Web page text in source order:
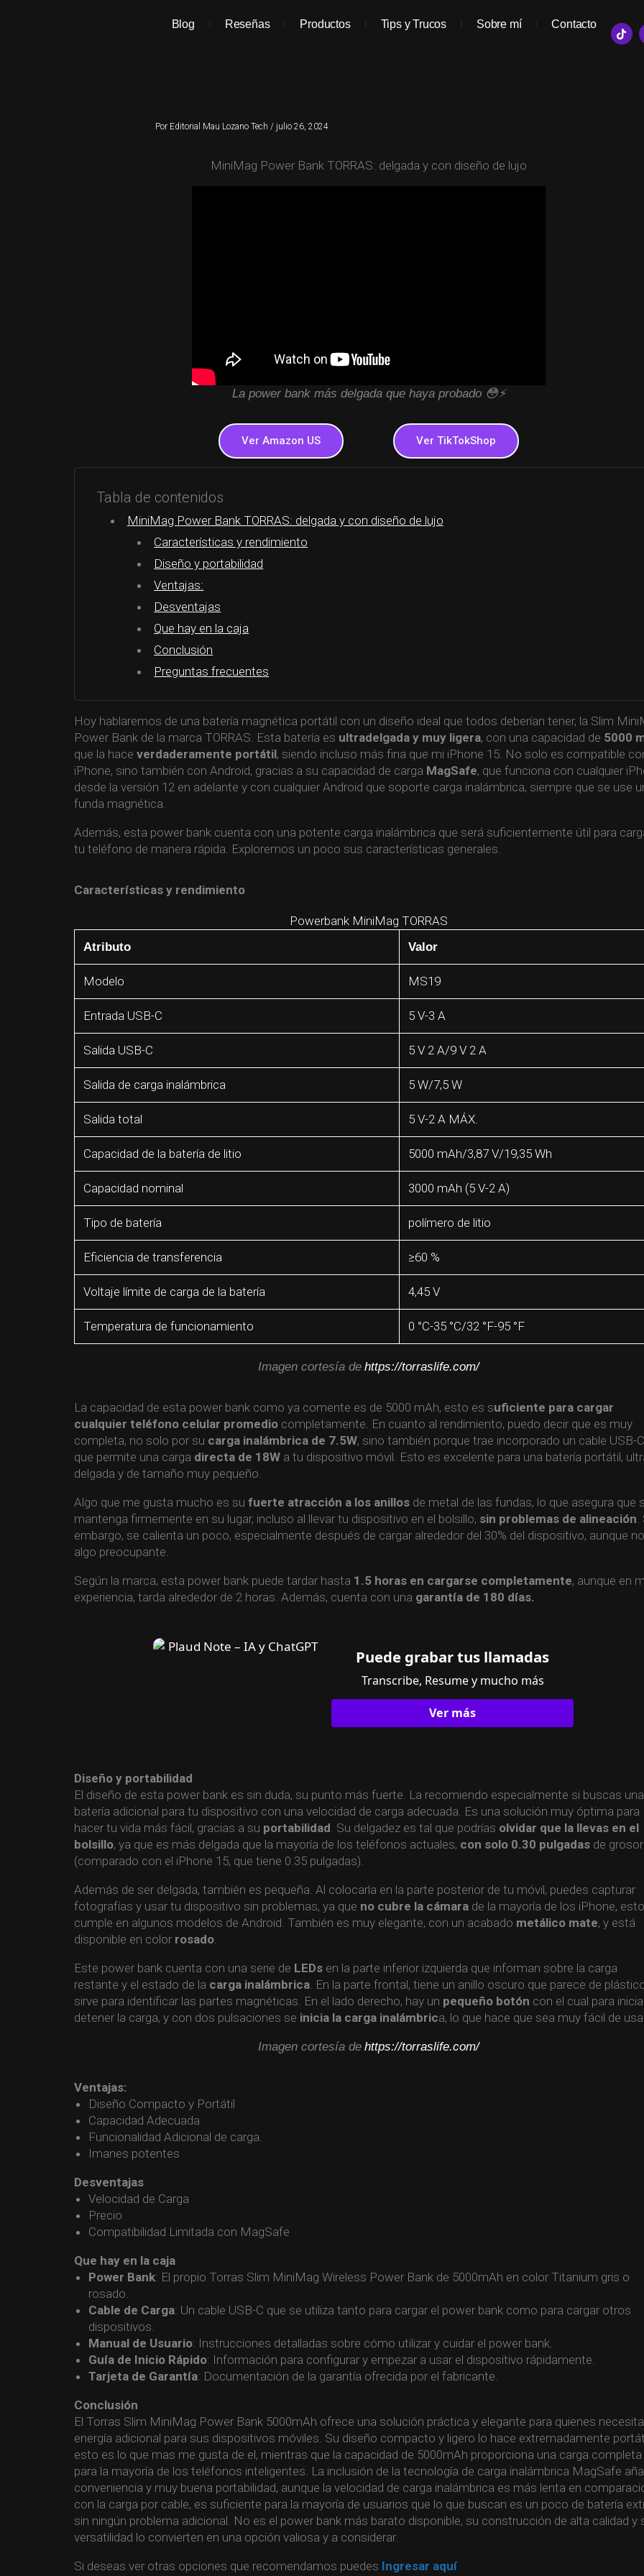
Blog Reseñas Productos Tips y Trucos Sobre mí Contacto
T
i
k
Por Editorial Mau Lozano Tech/ julio 26, 2024
MiniMag Power Bank TORRAS: delgada y con diseño de lujo
La power bank más delgada que haya probado 😳⚡️
Ver Amazon US Ver TikTokShop
Tabla de contenidos
MiniMag Power Bank TORRAS: delgada y con diseño de lujo
Características y rendimiento
Diseño y portabilidad
Ventajas:
Desventajas
Que hay en la caja
Conclusión
Preguntas frecuentes
Hoy hablaremos de una batería magnética portátil con un diseño ideal que todos deberían tener, la Slim
Power Bank de la marca TORRAS. Esta batería es ultradelgada y muy ligera, con una capacidad de 5000
que la hace verdaderamente portátil, siendo incluso más fina que mi iPhone 15. No solo es compatible
iPhone, sino también con Android, gracias a su capacidad de carga MagSafe, que funciona con cualquier
desde la versión 12 en adelante y con cualquier Android que soporte carga inalámbrica, siempre que se use
funda magnética.
Además, esta power bank cuenta con una potente carga inalámbrica que será suficientemente útil para
tu teléfono de manera rápida. Exploremos un poco sus características generales.
Características y rendimiento
Powerbank MiniMag TORRAS
Atributo Valor
Modelo MS19
Entrada USB-C 5 V-3 A
Salida USB-C 5 V 2 A/9 V 2 A
Salida de carga inalámbrica 5 W/7,5 W
Salida total 5 V-2 A MÁX.
Capacidad de la batería de litio 5000 mAh/3,87 V/19,35 Wh
Capacidad nominal 3000 mAh (5 V-2 A)
Tipo de batería polímero de litio
Eficiencia de transferencia ≥60 %
Voltaje límite de carga de la batería 4,45 V
Temperatura de funcionamiento 0 °C-35 °C/32 °F-95 °F
Imagen cortesía de https://torraslife.com/
La capacidad de esta power bank como ya comente es de 5000 mAh, esto es suficiente para cargar
cualquier teléfono celular promedio completamente. En cuanto al rendimiento, puedo decir que es muy
completa, no solo por su carga inalámbrica de 7.5W, sino también porque trae incorporado un cable USB-C
que permite una carga directa de 18Wa tu dispositivo móvil. Esto es excelente para una batería portátil,
delgada y de tamaño muy pequeño.
Algo que me gusta mucho es su fuerte atracción a los anillos de metal de las fundas, lo que asegura que
mantenga firmemente en su lugar, incluso al llevar tu dispositivo en el bolsillo, sin problemas de alineación
embargo, se calienta un poco, especialmente después de cargar alrededor del 30% del dispositivo, aunque
algo preocupante.
Según la marca, esta power bank puede tardar hasta 1.5 horas en cargarse completamente, aunque en
experiencia, tarda alrededor de 2 horas. Además, cuenta con una garantía de 180 días.
Puede grabar tus llamadas
Transcribe, Resume y mucho más
Ver más
Diseño y portabilidad
El diseño de esta power bank es sin duda, su punto más fuerte. La recomiendo especialmente si buscas una
batería adicional para tu dispositivo con una velocidad de carga adecuada. Es una solución muy óptima para
hacer tu vida más fácil, gracias a su portabilidad . Su delgadez es tal que podrías olvidar que la llevas en el
bolsillo, ya que es más delgada que la mayoría de los teléfonos actuales, con solo 0.30 pulgadasde grosor
(comparado con el iPhone 15, que tiene 0.35 pulgadas).
Además de ser delgada, también es pequeña. Al colocarla en la parte posterior de tu móvil, puedes capturar
fotografías y usar tu dispositivo sin problemas, ya que no cubre la cámarade la mayoría de los iPhone,
cumple en algunos modelos de Android. También es muy elegante, con un acabado metálico mate, y está
disponible en color rosado.
Este power bank cuenta con una serie de LEDsen la parte inferior izquierda que informan sobre la carga
restante y el estado de la carga inalámbrica. En la parte frontal, tiene un anillo oscuro que parece de
sirve para identificar las partes magnéticas. En el lado derecho, hay un pequeño botón con el cual para
detener la carga, y con dos pulsaciones se inicia la carga inalámbrica, lo que hace que sea muy fácil de
Imagen cortesía de https://torraslife.com/
Ventajas:
Diseño Compacto y Portátil
Capacidad Adecuada
Funcionalidad Adicional de carga.
Imanes potentes
Desventajas
Velocidad de Carga
Precio
Compatibilidad Limitada con MagSafe
Que hay en la caja
Power Bank: El propio Torras Slim MiniMag Wireless Power Bank de 5000mAh en color Titanium gris o
rosado.
Cable de Carga: Un cable USB-C que se utiliza tanto para cargar el power bank como para cargar otros
dispositivos.
Manual de Usuario: Instrucciones detalladas sobre cómo utilizar y cuidar el power bank.
Guía de Inicio Rápido: Información para configurar y empezar a usar el dispositivo rápidamente.
Tarjeta de Garantía: Documentación de la garantía ofrecida por el fabricante.
Conclusión
El Torras Slim MiniMag Power Bank 5000mAh ofrece una solución práctica y elegante para quienes
energía adicional para sus dispositivos móviles. Su diseño compacto y ligero lo hace extremadamente
esto es lo que mas me gusta de el, mientras que la capacidad de 5000mAh proporciona una carga completa
para la mayoría de los teléfonos inteligentes. La inclusión de la tecnología de carga inalámbrica MagSafe
conveniencia y muy buena portabilidad, aunque la velocidad de carga inalámbrica es más lenta en
con la carga por cable, es suficiente para la mayoría de usuarios que lo que buscan es un poco de batería
sin ningún problema adicional. No es el power bank más barato disponible, su construcción de alta calidad y
versatilidad lo convierten en una opción valiosa y a considerar.
Si deseas ver otras opciones que recomendamos puedes Ingresar aquí